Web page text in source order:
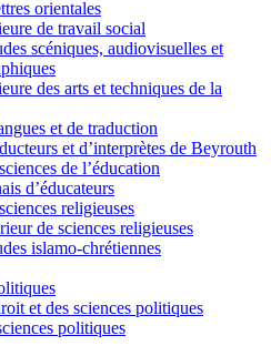
orientales
de travail social
scéniques, audiovisuelles et
des arts et techniques de la
et de traduction
et d’interprètes de Beyrouth
de l’éducation
d’éducateurs
religieuses
de sciences religieuses
islamo-chrétiennes
et des sciences politiques
politiques